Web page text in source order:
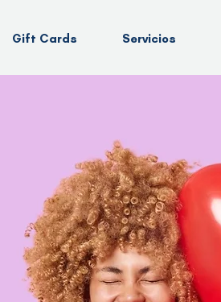
Gift Cards Servicios